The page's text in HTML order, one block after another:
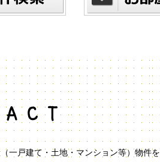
一戸建て・土地・マンション等）物件を